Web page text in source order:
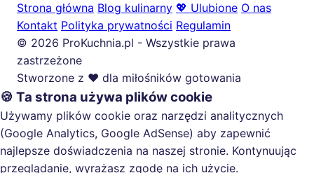
Strona główna Blog kulinarny 💖 Ulubione O nas
Kontakt Polityka prywatności Regulamin
© 2026 ProKuchnia.pl - Wszystkie prawa
zastrzeżone
Stworzone z ❤️ dla miłośników gotowania
🍪 Ta strona używa plików cookie
Używamy plików cookie oraz narzędzi analitycznych
(Google Analytics, Google AdSense) aby zapewnić
najlepsze doświadczenia na naszej stronie. Kontynuując
przeglądanie, wyrażasz zgodę na ich użycie.